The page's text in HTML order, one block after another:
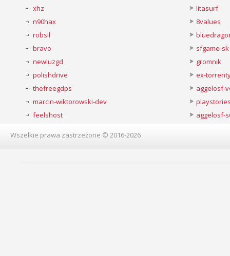
xhz
n90hax
robsil
bravo
newluzgd
polishdrive
thefreegdps
marcin-wiktorowski-dev
feelshost
litasurf
8values
sfgame-sk
gromnik
ex-
aggelosf-
aggelosf-
Wszelkie prawa zastrzeżone © 2016-2026